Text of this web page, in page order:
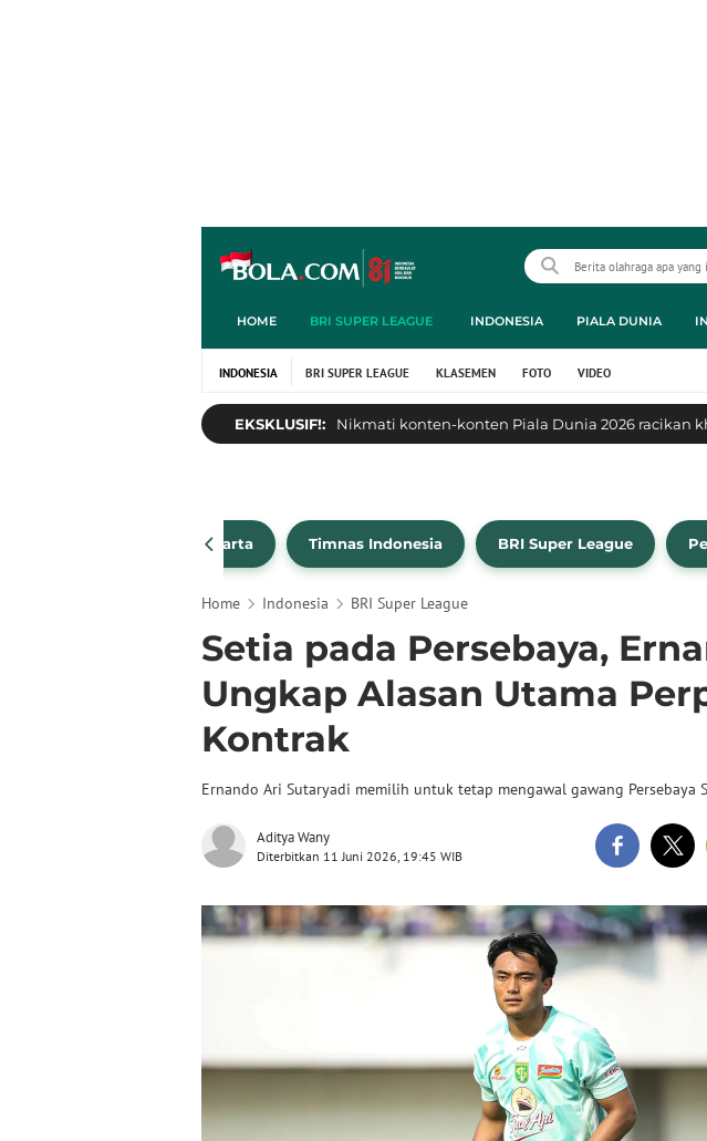
HOME BRI SUPER LEAGUE INDONESIA PIALA DUNIA
INDONESIA BRI SUPER LEAGUE KLASEMEN FOTO VIDEO
EKSKLUSIF!: Nikmati konten-konten Piala Dunia 2026 racikan
Persija Jakarta Timnas Indonesia BRI Super League
Home Indonesia BRI Super League
Setia pada Persebaya,
Ungkap Alasan Utama
Kontrak
Ernando Ari Sutaryadi memilih untuk tetap mengawal gawang Persebaya
Aditya Wany
Diterbitkan 11 Juni 2026, 19:45 WIB